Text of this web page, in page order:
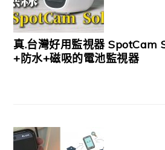
真.台灣好用監視器 SpotCam
+防水+磁吸的電池監視器